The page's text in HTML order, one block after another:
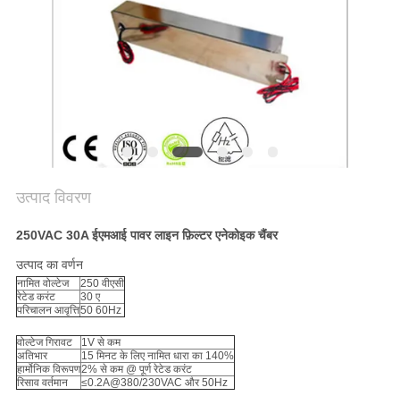
उत्पाद विवरण
250VAC 30A ईएमआई पावर लाइन फ़िल्टर एनेकोइक चैंबर
उत्पाद का वर्णन
नामित वोल्टेज
250 वीएसी
रेटेड करंट
30 ए
परिचालन आवृत्ति50 60Hz
वोल्टेज गिरावट
1V से कम
अतिभार
15 मिनट के लिए नामित धारा का 140%
हार्मोनिक विरूपण2% से कम @ पूर्ण रेटेड करंट
रिसाव वर्तमान
≤0.2A@380/230VAC और 50Hz